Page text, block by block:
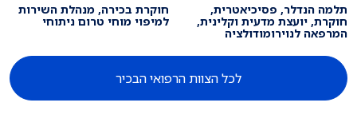
לכל הצוות הרפואי הבכיר
תלמה הנדלר, פסיכיאטרית,
חוקרת, יועצת מדעית וקלינית,
המרפאה לנוירומודולציה
חוקרת בכירה, מנהלת השירות
למיפוי מוחי טרום ניתוחי